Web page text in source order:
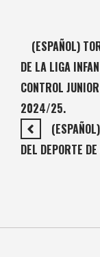
(ESPAÑOL)
DE LA LIGA
CONTROL
2024/25.
DEL DEPORTE